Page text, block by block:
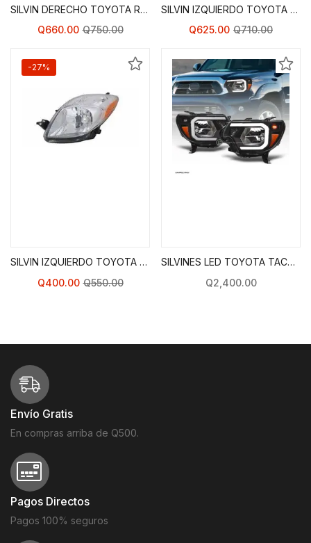
SILVIN DERECHO TOYOTA RAV 4 01-03
Q660.00 Q750.00
SILVIN IZQUIERDO TOYOTA YARIS HASHBACK 07-11
Q625.00 Q710.00
-27%
SILVIN IZQUIERDO TOYOTA YARIS SEDÁN 07-12
Q400.00 Q550.00
SILVINES LED TOYOTA TACOMA 12-15
Q2,400.00
Envío Gratis
En compras arriba de Q500.
Pagos Directos
Pagos 100% seguros